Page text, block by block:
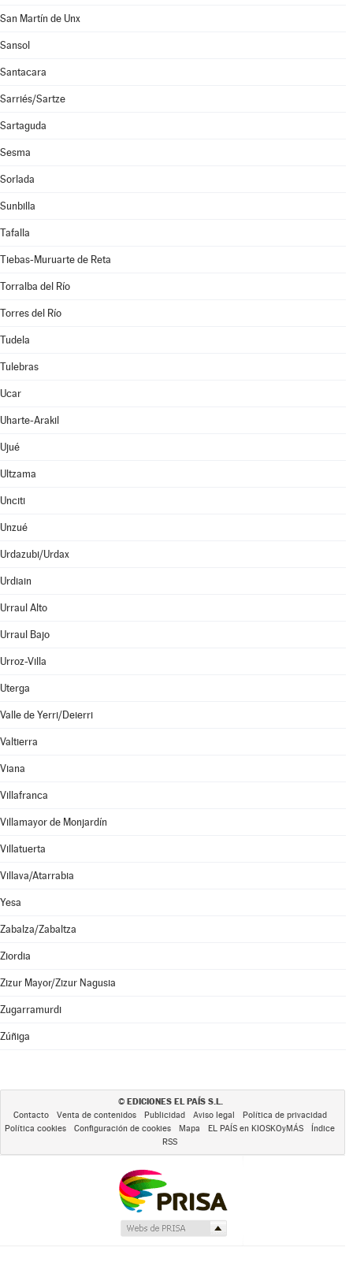
San Martín de Unx
Sansol
Santacara
Sarriés/Sartze
Sartaguda
Sesma
Sorlada
Sunbilla
Tafalla
Tiebas-Muruarte de Reta
Torralba del Río
Torres del Río
Tudela
Tulebras
Ucar
Uharte-Arakil
Ujué
Ultzama
Unciti
Unzué
Urdazubi/Urdax
Urdiain
Urraul Alto
Urraul Bajo
Urroz-Villa
Uterga
Valle de Yerri/Deierri
Valtierra
Viana
Villafranca
Villamayor de Monjardín
Villatuerta
Villava/Atarrabia
Yesa
Zabalza/Zabaltza
Ziordia
Zizur Mayor/Zizur Nagusia
Zugarramurdi
Zúñiga
© EDICIONES EL PAÍS S.L.
Contacto Venta de contenidos Publicidad Aviso legal
Política de privacidad
Política cookies
Configuración de cookies Mapa EL PAÍS en KIOSKOyMÁS
Índice
RSS